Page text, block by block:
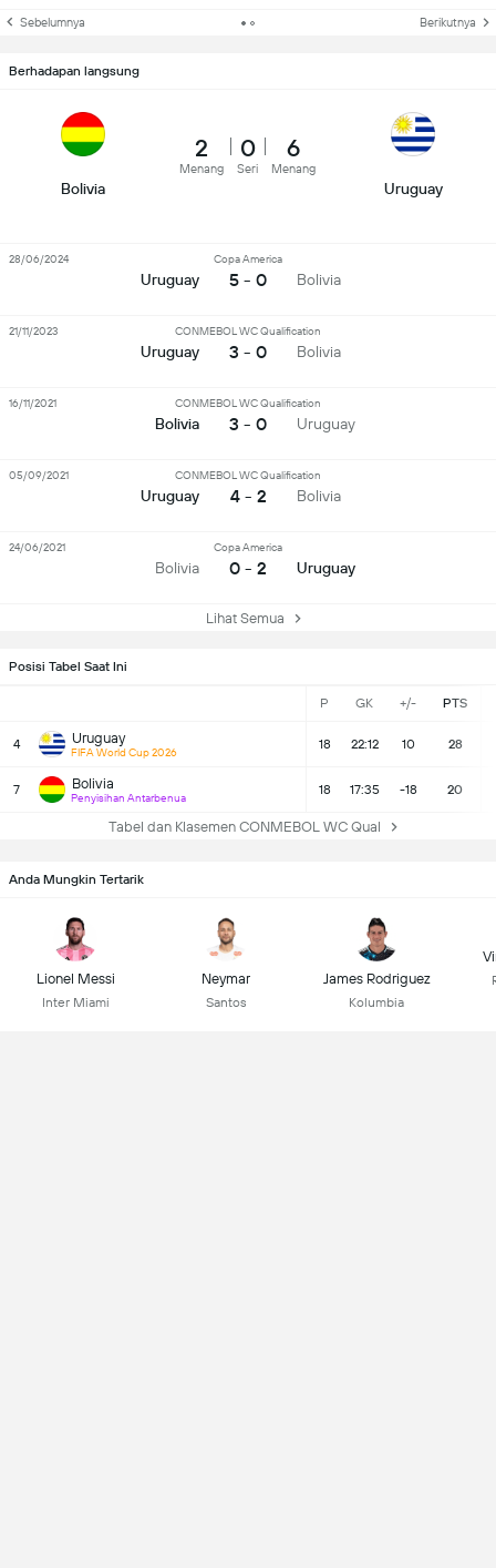
Posisi Tabel Saat Ini
P GK +/- PTS
4 Uruguay
FIFA World Cup 2026
18 22:12 10 28
7 Bolivia
Penyisihan Antarbenua
18 17:35 -18 20
Tabel dan Klasemen CONMEBOL WC Qual
Sebelumnya Berikutnya
Berhadapan langsung
Bolivia
2
Menang
0
Seri
6
Menang
Uruguay
Uruguay
Copa America
5 - 0 Bolivia
28/06/2024
Uruguay
CONMEBOL WC Qualification
3 - 0 Bolivia
21/11/2023
Bolivia
CONMEBOL WC Qualification
3 - 0 Uruguay
16/11/2021
Uruguay
CONMEBOL WC Qualification
4 - 2 Bolivia
05/09/2021
Bolivia
Copa America
0 - 2 Uruguay
24/06/2021
Lihat Semua
Anda Mungkin Tertarik
Lionel Messi
Inter Miami
Neymar
Santos
James Rodriguez
Kolumbia